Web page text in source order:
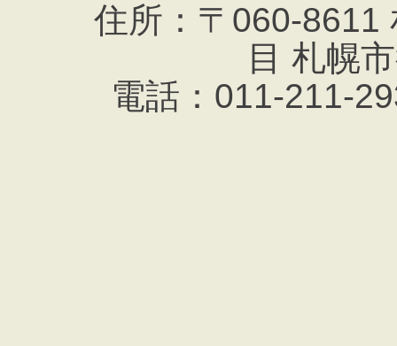
住所：〒060-8611
目 札幌
電話：011-211-